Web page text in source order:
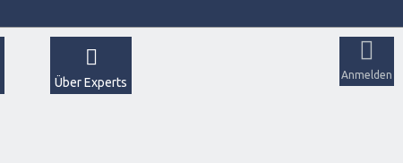
Anmelden
Über Experts